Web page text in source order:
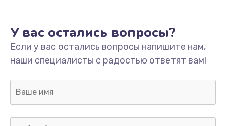
У вас остались вопросы?
Если у вас остались вопросы напишите нам,
наши специалисты с радостью ответят вам!